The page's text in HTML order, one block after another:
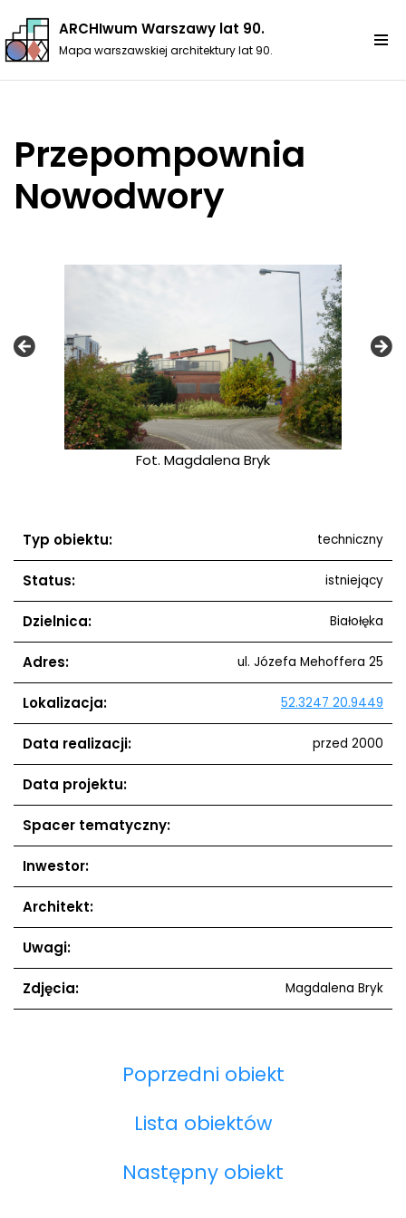
Przejdź
ARCHIwum Warszawy lat 90.
Mapa warszawskiej architektury lat 90.
Przepompownia
Nowodwory
Fot. Magdalena Bryk
Typ obiektu: techniczny
Status: istniejący
Dzielnica: Białołęka
Adres: ul. Józefa Mehoffera 25
Lokalizacja: 52.3247 20.9449
Data realizacji: przed 2000
Data projektu:
Spacer tematyczny:
Inwestor:
Architekt:
Uwagi:
Zdjęcia: Magdalena Bryk
Poprzedni obiekt
Lista obiektów
Następny obiekt